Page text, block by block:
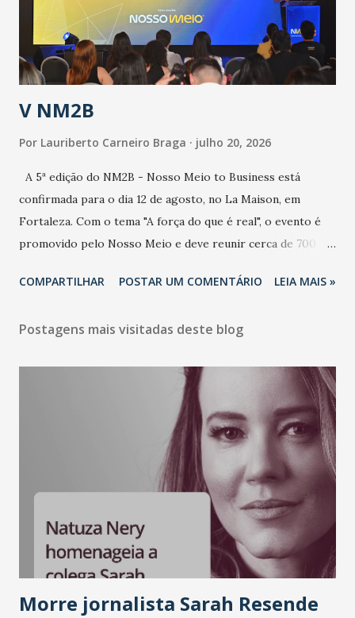
secretário. Segundo ele, é uma epidemia com chance de
contaminação alta, podendo gerar um grande risco à
população e ao sistema de saúde. “Precisamos saber fazer a
estratificação do risco da doença, para não so...
V NM2B
Por Lauriberto Carneiro Braga julho 20, 2026
A 5ª edição do NM2B - Nosso Meio to Business está
confirmada para o dia 12 de agosto, no La Maison, em
Fortaleza. Com o tema "A força do que é real", o evento é
promovido pelo Nosso Meio e deve reunir cerca de 700
e lideranças do Mercado Nacional. Desde 2022, o NM2B
de negócios do Nordeste, reunindo profissionais de marcas
LinkedIn, VISA, Grupo 3corações, TikTok e M. Dias Branco.
A nova edição chega em um momento em que autenticidade
e consistência ganham peso nas conversas sobre marca,
liderança e estratégia. - Vivemos um momento em que todo
mundo fala muito e poucos entregam de verdade. O NM2B
sempre existiu para dar palco a quem constrói com
consistência, e nesta edição isso fica ainda mais claro.
Vamos reforçar que ser genuíno sustenta a confiança entre
marcas, pessoas e mercado", afirma Tamires So...
COMPARTILHAR POSTAR UM COMENTÁRIO LEIA MAIS »
Postagens mais visitadas deste blog
Morre jornalista Sarah Resende